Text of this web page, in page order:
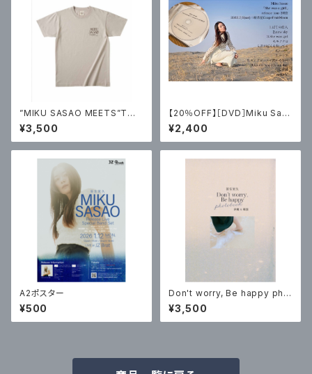
”MIKU SASAO MEETS”Tシャ
ツ
¥3,500
【20％OFF】［DVD］Miku Sas
ao「She was a girl」release
tour 2022 at三軒茶屋GrapeF
ruitMoon
¥2,400
A2ポスター
¥500
Don't worry, Be happy pho
tobook 沖縄&韓国
¥3,500